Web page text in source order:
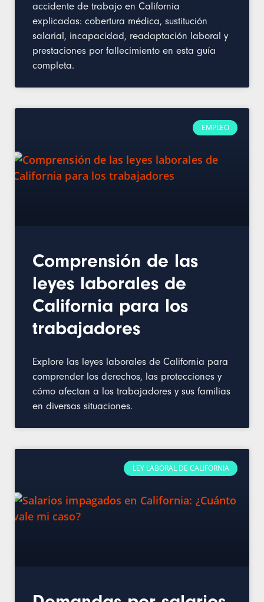
accidente de trabajo en California
explicadas: cobertura médica, sustitución
salarial, incapacidad, readaptación laboral y
prestaciones por fallecimiento en esta guía
completa.
EMPLEO
Comprensión de las
leyes laborales de
California para los
trabajadores
Explore las leyes laborales de California para
comprender los derechos, las protecciones y
cómo afectan a los trabajadores y sus familias
en diversas situaciones.
LEY LABORAL DE CALIFORNIA